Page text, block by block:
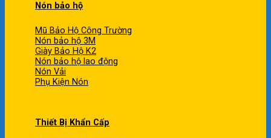
Nón bảo hộ
Mũ Bảo Hộ Công Trường
Nón bảo hộ 3M
Giày Bảo Hộ K2
Nón bảo hộ lao động
Nón Vải
Phụ Kiện Nón
Thiết Bị Khẩn Cấp